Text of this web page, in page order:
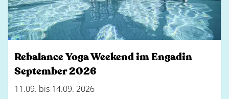
Rebalance Yoga Weekend im Engadin
September 2026
11.09. bis 14.09. 2026